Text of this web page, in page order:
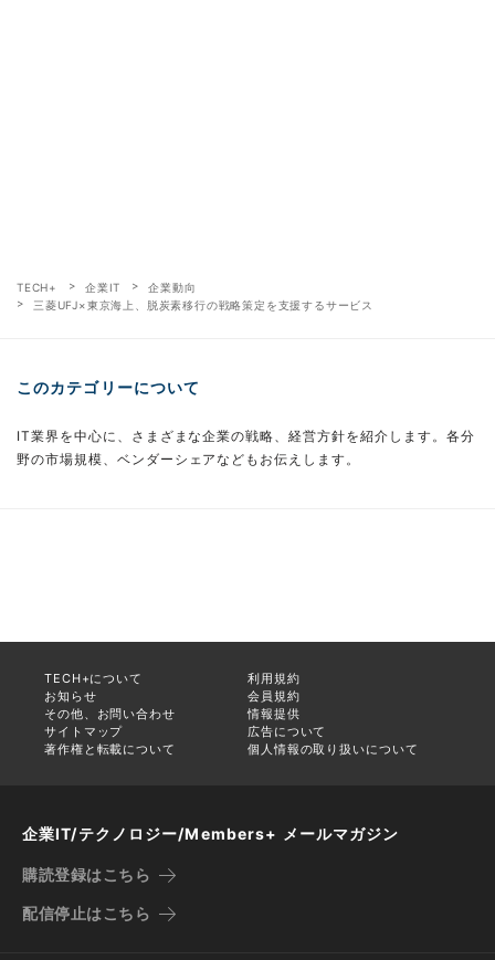
TECH+ 企業IT
企業動向
三菱UFJ×東京海上、脱炭素移行の戦略策定を支援するサービス
このカテゴリーについて
IT業界を中心に、さまざまな企業の戦略、経営方針を紹介します。各分
野の市場規模、ベンダーシェアなどもお伝えします。
TECH+について
利用規約
お知らせ
会員規約
その他、お問い合わせ
情報提供
サイトマップ
広告について
著作権と転載について
個人情報の取り扱いについて
企業IT/テクノロジー/Members+ メールマガジン
購読登録はこちら
配信停止はこちら